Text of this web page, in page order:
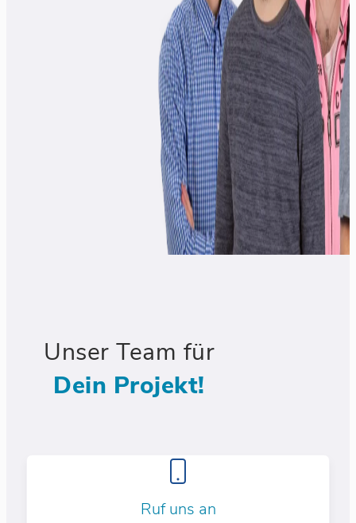
Unser Team für
Dein Projekt!
Ruf uns an